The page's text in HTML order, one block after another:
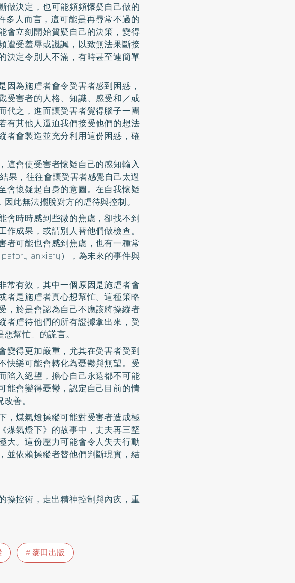
做決定，也可能頻頻懷疑自己做的
人而言，這可能是再尋常不過的
會立刻開始質疑自己的決策，變得
遭受羞辱或譏諷，以致無法果斷接
決定令別人不滿，有時甚至連簡單
因為施虐者會令受害者感到困惑，
受害者的人格、知識、感受和／或
代之，進而讓受害者覺得腦子一團
有其他人逼迫我們接受他們的想法
者會製造並充分利用這份困惑，確
這會使受害者懷疑自己的感知輸入
果，往往會讓受害者感覺自己太過
會懷疑起自身的意圖。在自我懷疑
此無法擺脫對方的虐待與控制。
會時時感到些微的焦慮，卻找不到
成果，或請別人替他們做檢查。
者可能也會感到焦慮，也有一種常
anxiety），為未來的事件與
常有效，其中一個原因是施虐者會
者是施虐者真心想幫忙。這種策略
，於是會認為自己不應該將操縱者
者虐待他們的所有證據拿出來，受
幫忙」的謊言。
變得更加嚴重，尤其在受害者受到
快樂可能會轉化為憂鬱與無望。受
陷入絕望，擔心自己永遠都不可能
能會變得憂鬱，認定自己目前的情
善。
，煤氣燈操縱可能對受害者造成極
煤氣燈下》的故事中，丈夫再三堅
大。這份壓力可能會令人失去行動
並依賴操縱者替他們判斷現實，結
操控術，走出精神控制與內疚，重
麥田出版